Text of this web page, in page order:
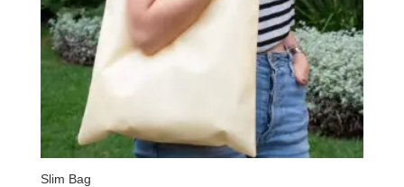
Slim Bag